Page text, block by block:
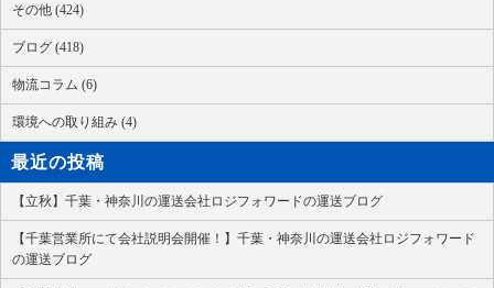
その他 (424)
ブログ (418)
物流コラム (6)
環境への取り組み (4)
最近の投稿
【立秋】千葉・神奈川の運送会社ロジフォワードの運送ブログ
【千葉営業所にて会社説明会開催！】千葉・神奈川の運送会社ロジフォワード
の運送ブログ